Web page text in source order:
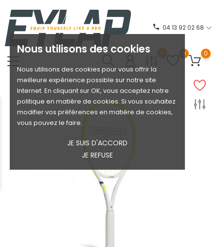
Nous utilisons des cookies
Nous utilisons des cookies pour vous offrir la
meilleure expérience possible sur notre site
Internet. En cliquant sur OK, vous acceptez notre
politique en matière de cookies. Si vous souhaitez
modifier vos préférences en matière de cookies,
vous pouvez le faire.
JE SUIS D'ACCORD
JE REFUSE
phone 04 13 92 02 68
0 0 0